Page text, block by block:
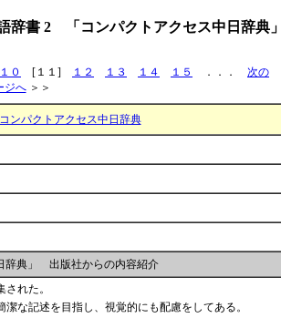
書 2 「コンパクトアクセス中日辞典」
１０ [１１] １２ １３ １４ １５ ．．． 次の
ジへ＞＞
コンパクトアクセス中日辞典
辞典」 出版社からの内容紹介
れた。
な記述を目指し、視覚的にも配慮をしてある。